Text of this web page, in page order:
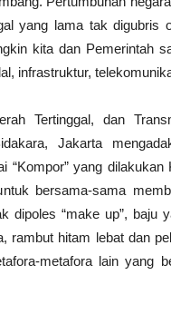
yang lama tak digubris
kita dan Pemerintah
infrastruktur,
Tertinggal, dan
Jakarta
“Kompor” yang
bersama-sama
dipoles “make up”, baju
rambut hitam lebat dan
metafora lain yang